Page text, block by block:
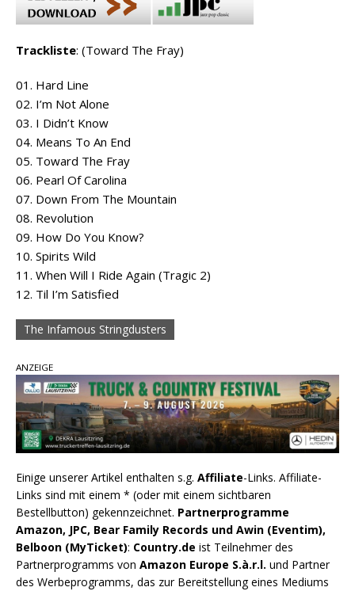
Trackliste: (Toward The Fray)
01. Hard Line
02. I’m Not Alone
03. I Didn’t Know
04. Means To An End
05. Toward The Fray
06. Pearl Of Carolina
07. Down From The Mountain
08. Revolution
09. How Do You Know?
10. Spirits Wild
11. When Will I Ride Again (Tragic 2)
12. Til I’m Satisfied
The Infamous Stringdusters
ANZEIGE
Einige unserer Artikel enthalten s.g. Affiliate-Links. Affiliate-
Links sind mit einem * (oder mit einem sichtbaren
Bestellbutton) gekennzeichnet. Partnerprogramme
Amazon, JPC, Bear Family Records und Awin (Eventim),
Belboon (MyTicket): Country.de ist Teilnehmer des
Partnerprogramms von Amazon Europe S.à.r.l. und Partner
des Werbeprogramms, das zur Bereitstellung eines Mediums